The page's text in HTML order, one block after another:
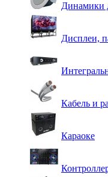
Динамики
Дисплеи,
Кабель и
Караоке